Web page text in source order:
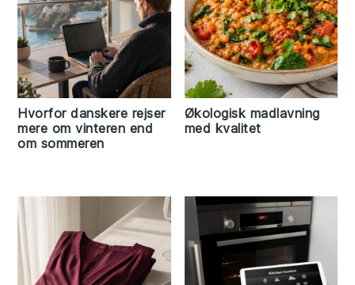
Hvorfor danskere rejser
mere om vinteren end
om sommeren
Økologisk madlavning
med kvalitet